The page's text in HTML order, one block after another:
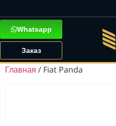
Whatsapp
Заказ
Главная / Fiat Panda